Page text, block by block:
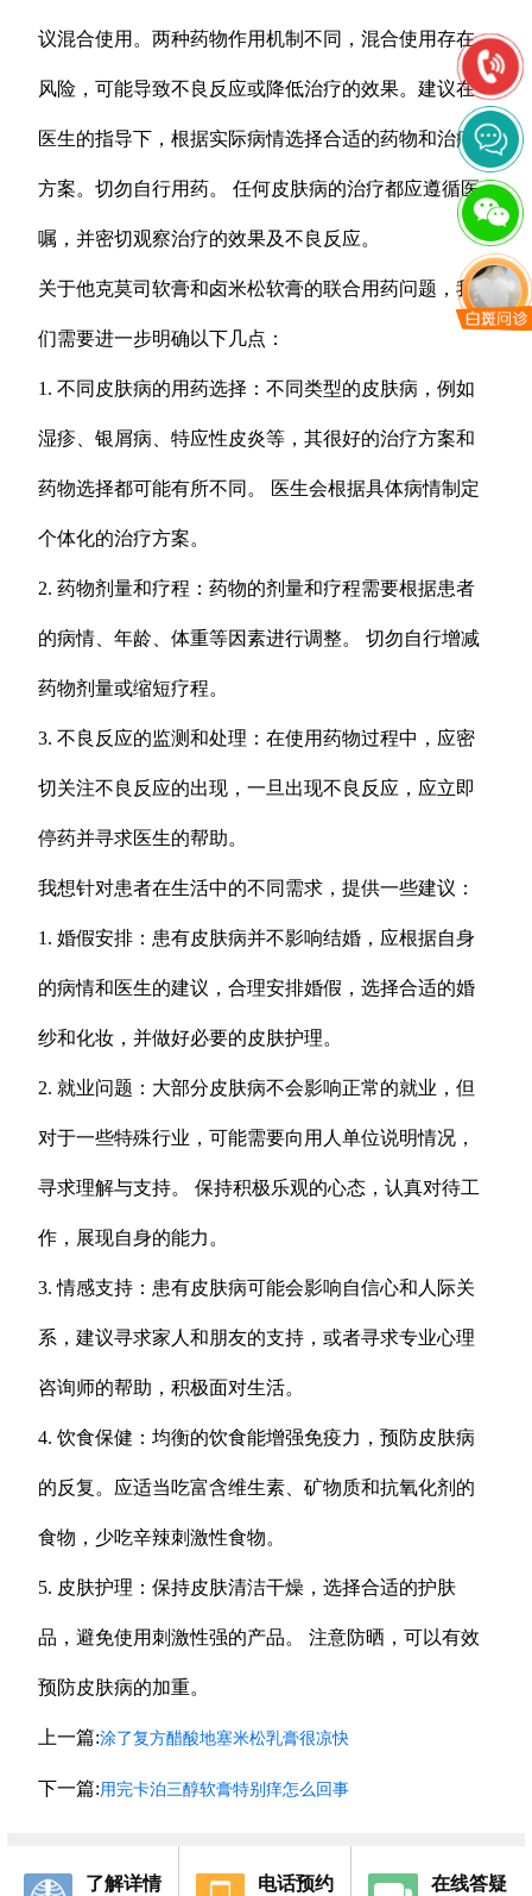
议混合使用。两种药物作用机制不同，混合使用存在
风险，可能导致不良反应或降低治疗的效果。建议在
医生的指导下，根据实际病情选择合适的药物和治疗
方案。切勿自行用药。 任何皮肤病的治疗都应遵循医
嘱，并密切观察治疗的效果及不良反应。
关于他克莫司软膏和卤米松软膏的联合用药问题，我
们需要进一步明确以下几点：
1. 不同皮肤病的用药选择：不同类型的皮肤病，例如
湿疹、银屑病、特应性皮炎等，其很好的治疗方案和
药物选择都可能有所不同。 医生会根据具体病情制定
个体化的治疗方案。
2. 药物剂量和疗程：药物的剂量和疗程需要根据患者
的病情、年龄、体重等因素进行调整。 切勿自行增减
药物剂量或缩短疗程。
3. 不良反应的监测和处理：在使用药物过程中，应密
切关注不良反应的出现，一旦出现不良反应，应立即
停药并寻求医生的帮助。
我想针对患者在生活中的不同需求，提供一些建议：
1. 婚假安排：患有皮肤病并不影响结婚，应根据自身
的病情和医生的建议，合理安排婚假，选择合适的婚
纱和化妆，并做好必要的皮肤护理。
2. 就业问题：大部分皮肤病不会影响正常的就业，但
对于一些特殊行业，可能需要向用人单位说明情况，
寻求理解与支持。 保持积极乐观的心态，认真对待工
作，展现自身的能力。
3. 情感支持：患有皮肤病可能会影响自信心和人际关
系，建议寻求家人和朋友的支持，或者寻求专业心理
咨询师的帮助，积极面对生活。
4. 饮食保健：均衡的饮食能增强免疫力，预防皮肤病
的反复。应适当吃富含维生素、矿物质和抗氧化剂的
食物，少吃辛辣刺激性食物。
5. 皮肤护理：保持皮肤清洁干燥，选择合适的护肤
品，避免使用刺激性强的产品。 注意防晒，可以有效
预防皮肤病的加重。
上一篇:涂了复方醋酸地塞米松乳膏很凉快
下一篇: 用完卡泊三醇软膏特别痒怎么回事
了解详情 电话预约 在线答疑